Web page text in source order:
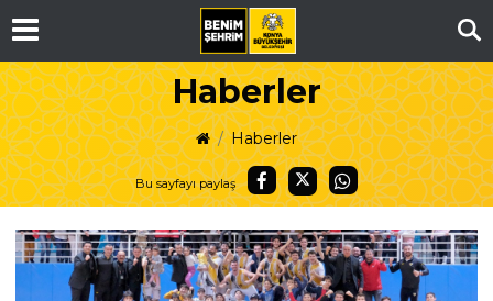
Haberler
Haberler
Bu sayfayı paylaş